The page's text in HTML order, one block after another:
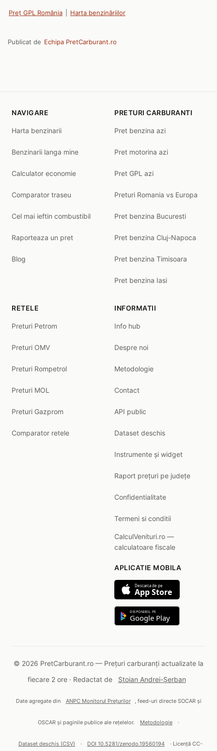
Preț GPL România Harta benzinăriilor
Publicat de Echipa PretCarburant.ro
NAVIGARE
Harta benzinarii
Benzinarii langa mine
Calculator economie
Comparator traseu
Cel mai ieftin combustibil
Raporteaza un pret
Blog
PRETURI CARBURANTI
Pret benzina azi
Pret motorina azi
Pret GPL azi
Preturi Romania vs Europa
Pret benzina Bucuresti
Pret benzina Cluj-Napoca
Pret benzina Timisoara
Pret benzina Iasi
RETELE
Preturi Petrom
Preturi OMV
Preturi Rompetrol
Preturi MOL
Preturi Gazprom
Comparator retele
INFORMATII
Info hub
Despre noi
Metodologie
Contact
API public
Dataset deschis
Instrumente și widget
Raport prețuri pe județe
Confidentialitate
Termeni si conditii
CalculVenituri.ro —
calculatoare fiscale
APLICATIE MOBILA
Descarca de pe
App Store
DISPONIBIL PE
Google Play
© 2026 PretCarburant.ro — Prețuri carburanți actualizate la
fiecare 2 ore · Redactat de
Stoian Andrei-Șerban
Date agregate din ANPC Monitorul Prețurilor , feed-uri directe SOCAR și
OSCAR și paginile publice ale rețelelor. Metodologie ·
Dataset deschis (CSV) · DOI 10.5281/zenodo.19560194 · Licență CC-